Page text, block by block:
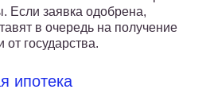
Если заявка одобрена,
в очередь на получение
государства.
ипотека